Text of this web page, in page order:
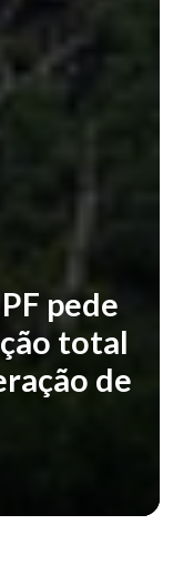
pede
total
de